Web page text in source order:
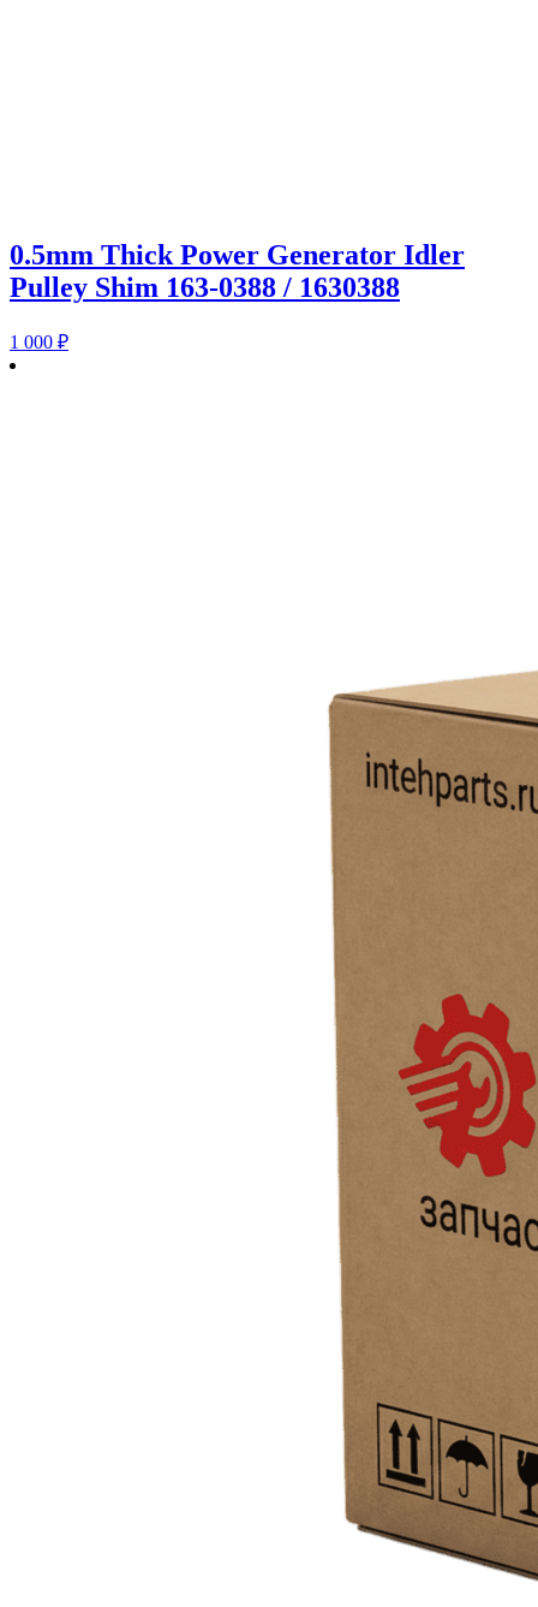
0.5mm Thick Power Generator Idler
Pulley Shim 163-0388 / 1630388
1 000 ₽